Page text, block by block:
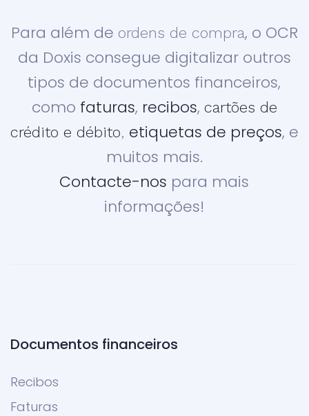
Para além de ordens de compra, o OCR
da Doxis consegue digitalizar outros
tipos de documentos financeiros,
como faturas, recibos, cartões de
crédito e débito, etiquetas de preços, e
muitos mais.
Contacte-nos para mais
informações!
Documentos financeiros
Recibos
Faturas